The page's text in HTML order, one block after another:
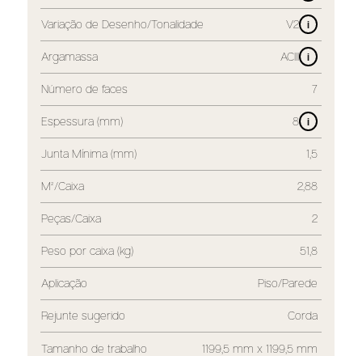
Variação de Desenho/Tonalidade V2 i
Argamassa ACIII i
Número de faces 7
Espessura (mm) 8 i
Junta Mínima (mm) 1,5
M²/Caixa 2,88
Peças/Caixa 2
Peso por caixa (kg) 51,8
Aplicação Piso/Parede
Rejunte sugerido Corda
Tamanho de trabalho 1199,5 mm x 1199,5 mm